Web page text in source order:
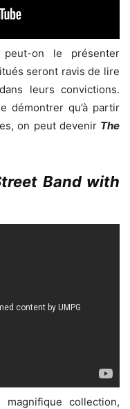
on le présenter
seront ravis de lire
leurs convictions.
démontrer qu’à partir
on peut devenir The
Band with
collection,